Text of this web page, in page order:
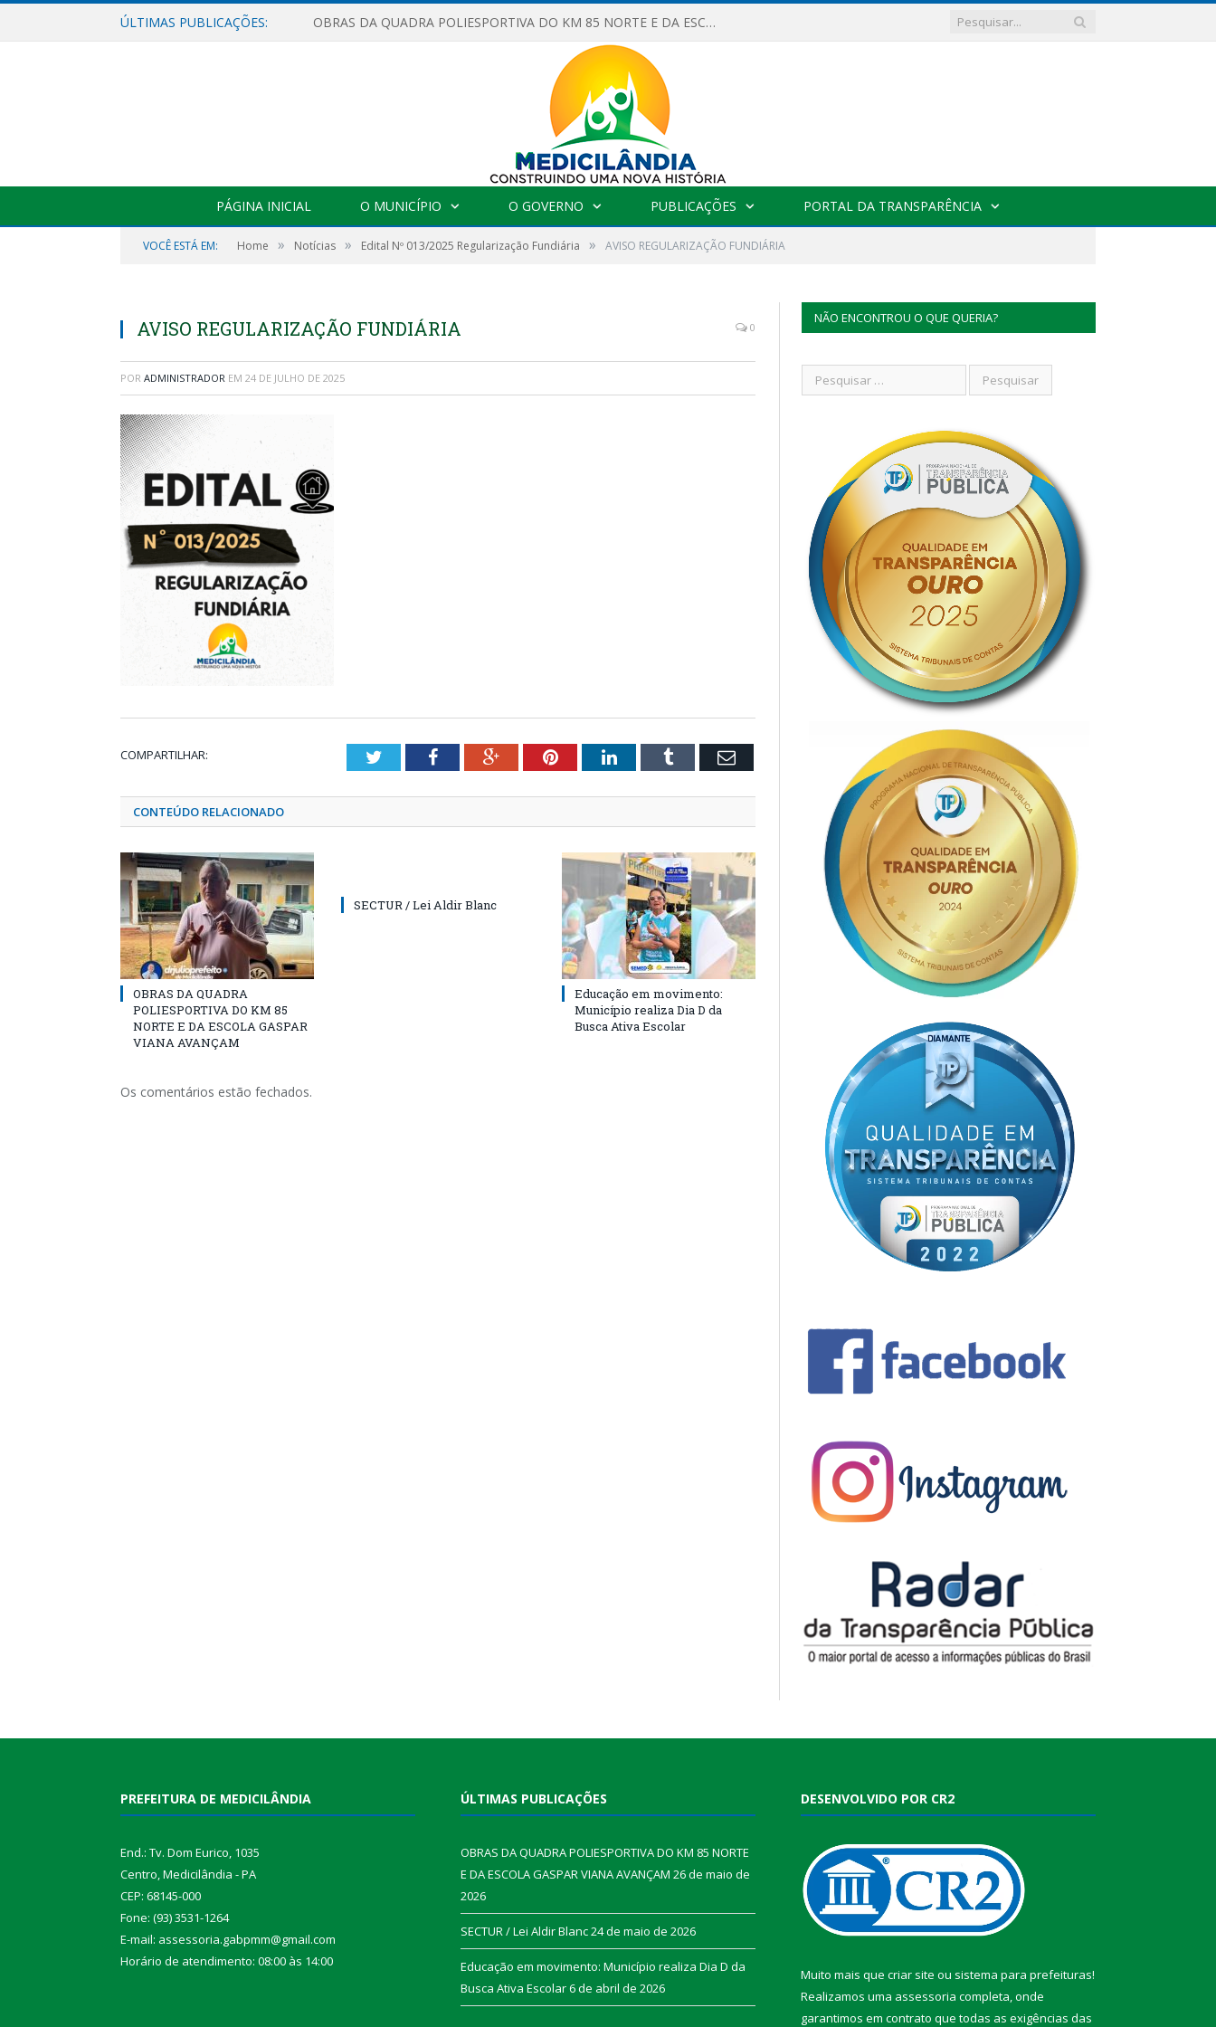
ÚLTIMAS PUBLICAÇÕES: OBRAS DA QUADRA POLIESPORTIVA DO KM 85 NORTE E DA ESCOLA GASPAR VIANA AVANÇAM
PÁGINA INICIAL O MUNICÍPIO O GOVERNO PUBLICAÇÕES PORTAL DA TRANSPARÊNCIA
VOCÊ ESTÁ EM: Home » Notícias » Edital Nº 013/2025 Regularização Fundiária » AVISO REGULARIZAÇÃO FUNDIÁRIA
AVISO REGULARIZAÇÃO FUNDIÁRIA 0
POR ADMINISTRADOR EM 24 DE JULHO DE 2025
COMPARTILHAR: TwitterFacebookGoogle+PinterestLinkedInTumblr Email
CONTEÚDO RELACIONADO
OBRAS DA QUADRA
POLIESPORTIVA DO KM 85
NORTE E DA ESCOLA GASPAR
VIANA AVANÇAM
SECTUR / Lei Aldir Blanc
Educação em movimento:
Município realiza Dia D da
Busca Ativa Escolar
Os comentários estão fechados.
NÃO ENCONTROU O QUE QUERIA?
PREFEITURA DE MEDICILÂNDIA
End.: Tv. Dom Eurico, 1035
Centro, Medicilândia - PA
CEP: 68145-000
Fone: (93) 3531-1264
E-mail: assessoria.gabpmm@gmail.com
Horário de atendimento: 08:00 às 14:00
ÚLTIMAS PUBLICAÇÕES
OBRAS DA QUADRA POLIESPORTIVA DO KM 85 NORTE
E DA ESCOLA GASPAR VIANA AVANÇAM 26 de maio de
2026
SECTUR / Lei Aldir Blanc24 de maio de 2026
Educação em movimento: Município realiza Dia D da
Busca Ativa Escolar6 de abril de 2026
DESENVOLVIDO POR CR2
Muito mais que criar site ou sistema para prefeituras!
Realizamos uma assessoria completa, onde
garantimos em contrato que todas as exigências das